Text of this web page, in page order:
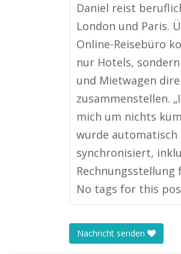
Daniel reist
London und Paris.
Online-Reisebüro
nur Hotels,
und Mietwagen
zusammenstellen.
mich um nichts
wurde automatisch
synchronisiert,
Rechnungsstellung
No tags for this
Nachricht senden